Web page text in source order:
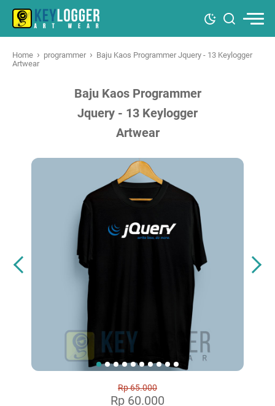
Home › programmer › Baju Kaos Programmer Jquery - 13 Keylogger
Artwear
Baju Kaos Programmer
Jquery - 13 Keylogger
Artwear
Rp 65.000
Rp 60.000